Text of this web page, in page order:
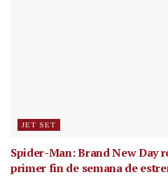
JET SET
Spider-Man: Brand New Day
primer fin de semana de